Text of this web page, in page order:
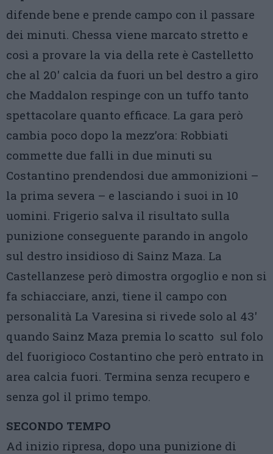
difende bene e prende campo con il passare
dei minuti. Chessa viene marcato stretto e
così a provare la via della rete è Castelletto
che al 20′ calcia da fuori un bel destro a giro
che Maddalon respinge con un tuffo tanto
spettacolare quanto efficace. La gara però
cambia poco dopo la mezz’ora: Robbiati
commette due falli in due minuti su
Costantino prendendosi due ammonizioni –
la prima severa – e lasciando i suoi in 10
uomini. Frigerio salva il risultato sulla
punizione conseguente parando in angolo
sul destro insidioso di Sainz Maza. La
Castellanzese però dimostra orgoglio e non si
fa schiacciare, anzi, tiene il campo con
personalità La Varesina si rivede solo al 43′
quando Sainz Maza premia lo scatto sul folo
del fuorigioco Costantino che però entrato in
area calcia fuori. Termina senza recupero e
senza gol il primo tempo.
SECONDO TEMPO
Ad inizio ripresa, dopo una punizione di